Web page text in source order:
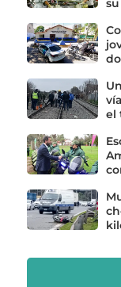
el